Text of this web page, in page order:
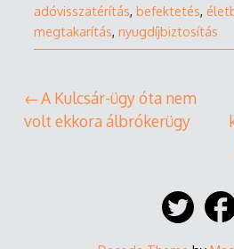
adóvisszatérítás, befektetés,
megtakarítás, nyugdíjbiztosítás
Bejegyzés
A Kulcsár-ügy óta nem
volt ekkora álbrókerügy